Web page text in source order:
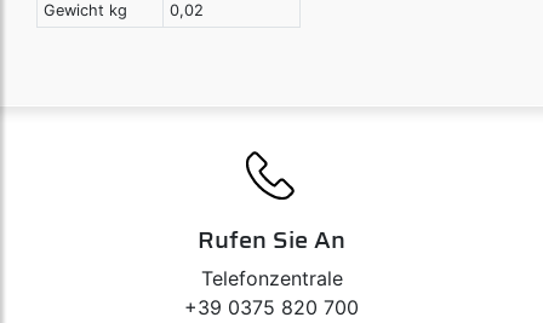
Gewicht kg 0,02
Rufen Sie An
Telefonzentrale
+39 0375 820 700